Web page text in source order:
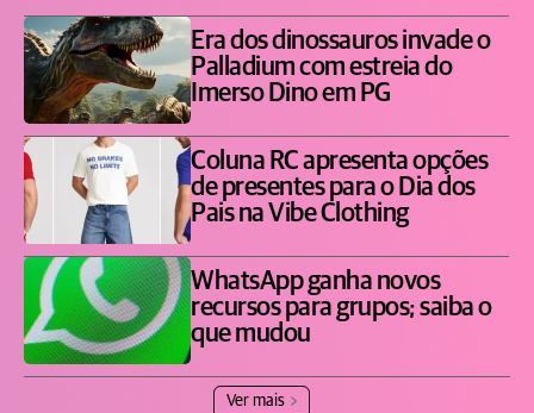
Era dos dinossauros invade o
Palladium com estreia do
Imerso Dino em PG
Coluna RC apresenta opções
de presentes para o Dia dos
Pais na Vibe Clothing
WhatsApp ganha novos
recursos para grupos; saiba o
que mudou
Ver mais